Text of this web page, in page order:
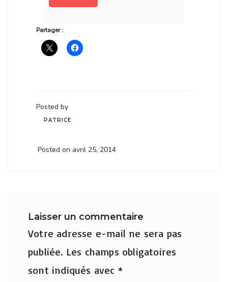
Partager :
Posted by
PATRICE
Posted on avril 25, 2014
Laisser un commentaire
Votre adresse e-mail ne sera pas
publiée. Les champs obligatoires
sont indiqués avec *